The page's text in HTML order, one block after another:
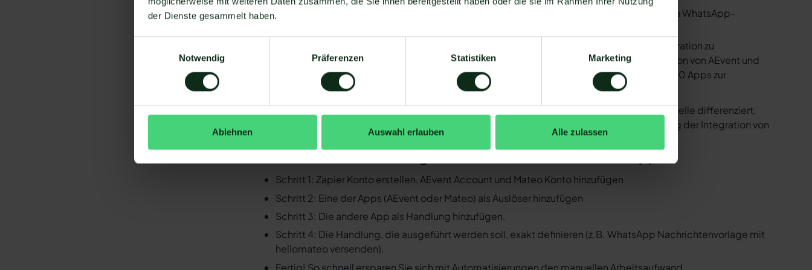
der Dienste gesammelt haben.
Notwendig
Präferenzen Statistiken Marketing
Ablehnen Auswahl erlauben Alle zulassen
Sie müssen WhatsApp über die WhatsApp-Business-API nutzen. Mit dem herkömmlichen WhatsApp-
Ihr WhatsApp Business API Anbieter muss die nötige Software bereitstellen, um die Integration zu
ermöglichen. Längst nicht alle Anbieter der WhatsApp API sind in der Lage, eine Integration von AEvent und
WhatsApp zu ermöglichen. Mit Mateo stehen Ihnen dank der Zapier Integration über 6.000 Apps zur
Verfügung, die Sie mit WhatsApp verbinden können. Darunter ist natürlich auch AEvent !
Da der Einrichtungsprozess der Integration je nach dem Anbieter der WhatsApp API Schnittstelle differenziert,
gibt es keine allgemein gültige Anleitung. Wir zeigen Ihnen im Folgenden, wie die Einrichtung der Integration von
AEvent und WhatsApp mit Mateo funktioniert.
So funktioniert die Integration von AEvent und WhatsApp
Schritt 1: Zapier Konto erstellen, AEvent Account und Mateo Konto hinzufügen
Schritt 2: Eine der Apps (AEvent oder Mateo) als Auslöser hinzufügen
Schritt 3: Die andere App als Handlung hinzufügen.
Schritt 4: Die Handlung, die ausgeführt werden soll, exakt definieren (z.B. WhatsApp Nachrichtenvorlage mit
hellomateo versenden).
Fertig! So schnell ersparen Sie sich mit Automatisierungen den manuellen Arbeitsaufwand.